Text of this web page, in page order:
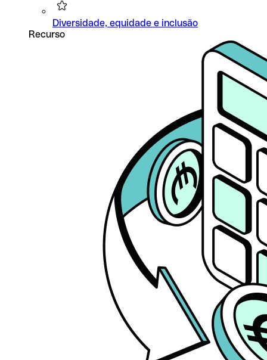
Diversidade, equidade e inclusão
Recurso